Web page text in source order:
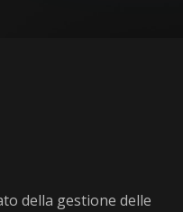
della gestione delle